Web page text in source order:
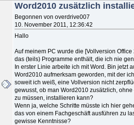
Word2010 zusätzlich
Begonnen von overdrive007
10. November 2011, 12:36:42
Hallo
Auf meinem PC wurde die [Vollversion
das (teils) Programme enthält, die ich nie
In erster Linie arbeite ich mit Word. Bin jetzt
Word2010 aufmerksam geworden, mit der
soweit ich weiß, eine Vollversion nicht
gewusst, ob man Word2010 zusätzlich,
zu müssen, installieren kann?
Wenn ja, welche Schritte müsste ich hier
das von einem Fachgeschäft ausführen zu
gewisse Kenntnisse?